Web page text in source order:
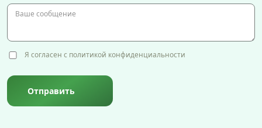
Я согласен с политикой конфиденциальности
Отправить